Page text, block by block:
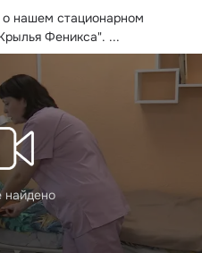
нашем стационарном
Феникса". ...
найдено